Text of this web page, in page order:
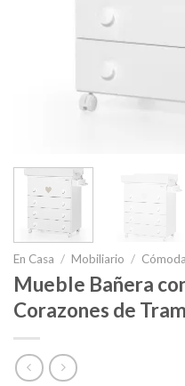
En Casa / Mobiliario /
Mueble Bañera
Corazones de